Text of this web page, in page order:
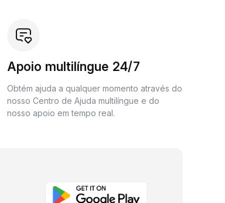
Apoio multilíngue 24/7
Obtém ajuda a qualquer momento através do
nosso Centro de Ajuda multilíngue e do
nosso apoio em tempo real.